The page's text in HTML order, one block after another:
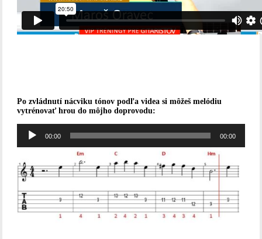
Po zvládnutí nácviku tónov podľa videa si môžeš melódiu
vytrénovať hrou do môjho doprovodu:
Audio
prehrávač
00:00 00:00